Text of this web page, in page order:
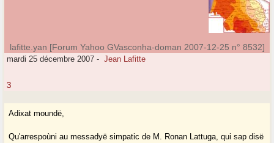
lafitte.yan [Forum Yahoo GVasconha-doman 2007-12-25 n° 8532]
mardi 25 décembre 2007 - Jean Lafitte
3
Adixat moundë,
Qu'arrespoùni au messadyë simpatic de M. Ronan Lattuga, qui sap disë